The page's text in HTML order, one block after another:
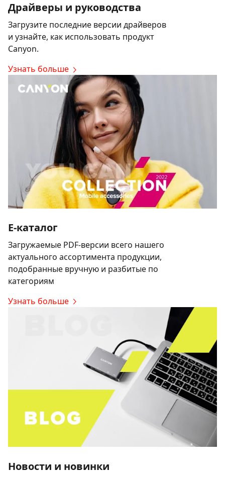
Драйверы и руководства
Загрузите последние версии драйверов
и узнайте, как использовать продукт
Canyon.
Узнать больше
E-каталог
Загружаемые PDF-версии всего нашего
актуального ассортимента продукции,
подобранные вручную и разбитые по
категориям
Узнать больше
Новости и новинки